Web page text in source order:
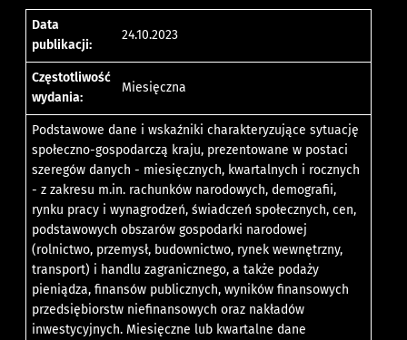
Data
publikacji:
24.10.2023
Częstotliwość
wydania:
Miesięczna
Podstawowe dane i wskaźniki charakteryzujące sytuację
społeczno-gospodarczą kraju, prezentowane w postaci
szeregów danych - miesięcznych, kwartalnych i rocznych
- z zakresu m.in. rachunków narodowych, demografii,
rynku pracy i wynagrodzeń, świadczeń społecznych, cen,
podstawowych obszarów gospodarki narodowej
(rolnictwo, przemysł, budownictwo, rynek wewnętrzny,
transport) i handlu zagranicznego, a także podaży
pieniądza, finansów publicznych, wyników finansowych
przedsiębiorstw niefinansowych oraz nakładów
inwestycyjnych. Miesięczne lub kwartalne dane